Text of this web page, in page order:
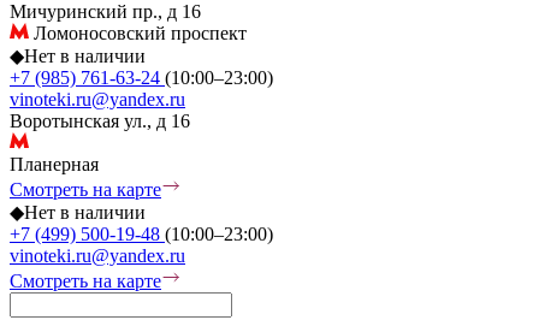
Мичуринский пр., д 16
Ломоносовский проспект
◆Нет в наличии
+7 (985) 761-63-24 (10:00–23:00)
vinoteki.ru@yandex.ru
Воротынская ул., д 16
Планерная
Смотреть на карте
◆Нет в наличии
+7 (499) 500-19-48 (10:00–23:00)
vinoteki.ru@yandex.ru
Смотреть на карте